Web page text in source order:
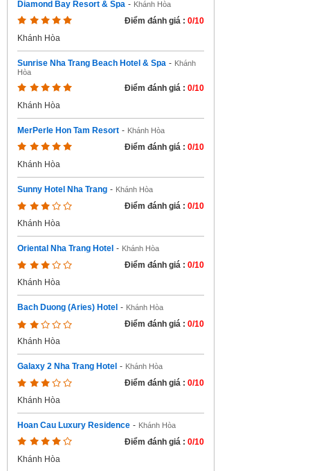
Diamond Bay Resort & Spa - Khánh Hòa
Điểm đánh giá : 0/10
Khánh Hòa
Sunrise Nha Trang Beach Hotel & Spa - Khánh
Hòa
Điểm đánh giá : 0/10
Khánh Hòa
MerPerle Hon Tam Resort - Khánh Hòa
Điểm đánh giá : 0/10
Khánh Hòa
Sunny Hotel Nha Trang - Khánh Hòa
Điểm đánh giá : 0/10
Khánh Hòa
Oriental Nha Trang Hotel - Khánh Hòa
Điểm đánh giá : 0/10
Khánh Hòa
Bach Duong (Aries) Hotel - Khánh Hòa
Điểm đánh giá : 0/10
Khánh Hòa
Galaxy 2 Nha Trang Hotel - Khánh Hòa
Điểm đánh giá : 0/10
Khánh Hòa
Hoan Cau Luxury Residence - Khánh Hòa
Điểm đánh giá : 0/10
Khánh Hòa